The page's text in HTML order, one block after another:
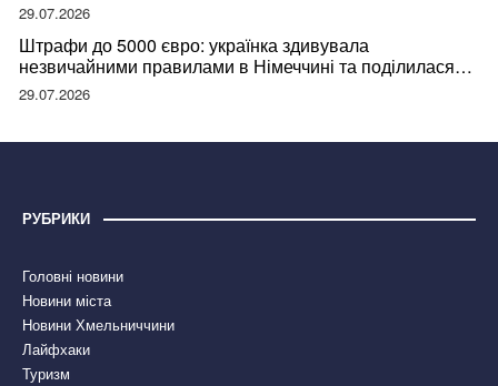
29.07.2026
Штрафи до 5000 євро: українка здивувала
незвичайними правилами в Німеччині та поділилася
правдою
29.07.2026
РУБРИКИ
Головні новини
Новини міста
Новини Хмельниччини
Лайфхаки
Туризм